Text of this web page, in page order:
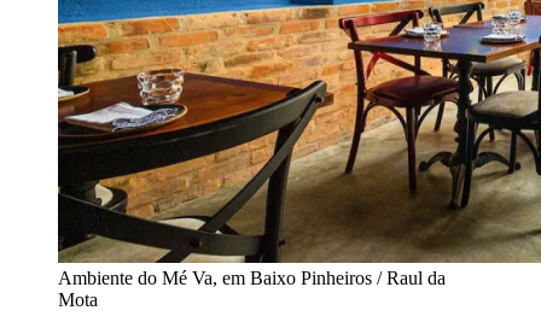
Ambiente do Mé Va, em Baixo Pinheiros / Raul da
Mota